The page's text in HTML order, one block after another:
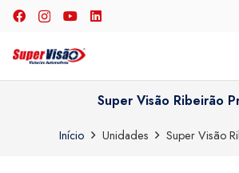
Super Visão Ribeirão
Início Unidades Super Visão